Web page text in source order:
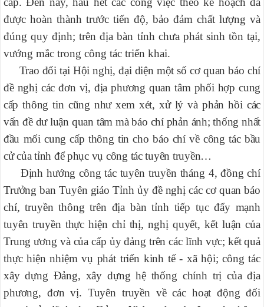
được hoàn thành trước tiến độ, bảo đảm chất lượng và
đúng quy định; trên địa bàn tỉnh chưa phát sinh tồn tại,
vướng mắc trong công tác triển khai.
Trao đổi tại Hội nghị, đại diện một số cơ quan báo chí
đề nghị các đơn vị, địa phương quan tâm phối hợp cung
cấp thông tin cũng như xem xét, xử lý và phản hồi các
vấn đề dư luận quan tâm mà báo chí phản ánh; thống nhất
đầu mối cung cấp thông tin cho báo chí về công tác bầu
cử của tỉnh để phục vụ công tác tuyên truyền…
Định hướng công tác tuyên truyền tháng 4, đồng chí
Trưởng ban Tuyên giáo Tỉnh ủy đề nghị các cơ quan báo
chí, truyền thông trên địa bàn tỉnh tiếp tục đẩy mạnh
tuyên truyền thực hiện chỉ thị, nghị quyết, kết luận của
Trung ương và của cấp ủy đảng trên các lĩnh vực; kết quả
thực hiện nhiệm vụ phát triển kinh tế - xã hội; công tác
xây dựng Đảng, xây dựng hệ thống chính trị của địa
phương, đơn vị. Tuyên truyền vềcác hoạt động đối